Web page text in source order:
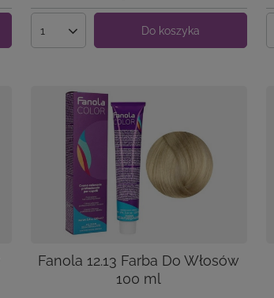
Ilość produktów Do koszyka
Fanola 12.13 Farba Do Włosów
100 ml